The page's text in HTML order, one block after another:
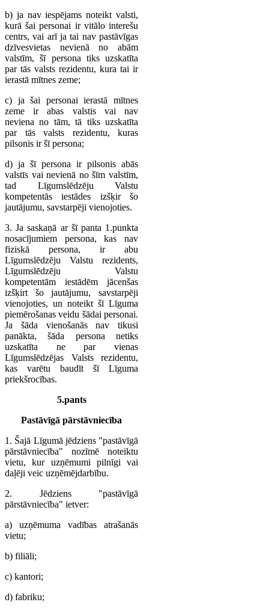
b) ja nav iespējams noteikt valsti,
kurā šai personai ir vitālo interešu
centrs, vai arī ja tai nav pastāvīgas
dzīvesvietas nevienā no abām
valstīm, šī persona tiks uzskatīta
par tās valsts rezidentu, kura tai ir
ierastā mītnes zeme;
c) ja šai personai ierastā mītnes
zeme ir abas valstis vai nav
neviena no tām, tā tiks uzskatīta
par tās valsts rezidentu, kuras
pilsonis ir šī persona;
d) ja šī persona ir pilsonis abās
valstīs vai nevienā no šīm valstīm,
tad Līgumslēdzēju Valstu
kompetentās iestādes izšķir šo
jautājumu, savstarpēji vienojoties.
3. Ja saskaņā ar šī panta 1.punkta
nosacījumiem persona, kas nav
fiziskā persona, ir abu
Līgumslēdzēju Valstu rezidents,
Līgumslēdzēju Valstu
kompetentām iestādēm jācenšas
izšķirt šo jautājumu, savstarpēji
vienojoties, un noteikt šī Līguma
piemērošanas veidu šādai personai.
Ja šāda vienošanās nav tikusi
panākta, šāda persona netiks
uzskatīta ne par vienas
Līgumslēdzējas Valsts rezidentu,
kas varētu baudīt šī Līguma
priekšrocības.
5.pants
Pastāvīgā pārstāvniecība
1. Šajā Līgumā jēdziens "pastāvīgā
pārstāvniecība" nozīmē noteiktu
vietu, kur uzņēmumi pilnīgi vai
daļēji veic uzņēmējdarbību.
2. Jēdziens "pastāvīgā
pārstāvniecība" ietver:
a) uzņēmuma vadības atrašanās
vietu;
b) filiāli;
c) kantori;
d) fabriku;